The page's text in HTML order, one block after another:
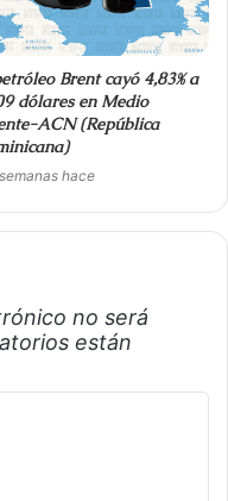
Brent cayó 4,83% a
dólares en Medio
ACN (República
hace
no será
están